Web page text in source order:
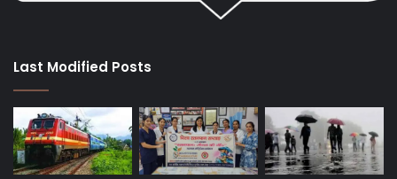
Last Modified Posts